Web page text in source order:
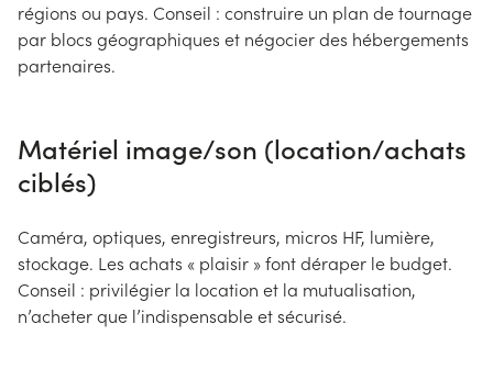
régions ou pays. Conseil : construire un plan de tournage
par blocs géographiques et négocier des hébergements
partenaires.
Matériel image/son (location/achats
ciblés)
Caméra, optiques, enregistreurs, micros HF, lumière,
stockage. Les achats « plaisir » font déraper le budget.
Conseil : privilégier la location et la mutualisation,
n’acheter que l’indispensable et sécurisé.